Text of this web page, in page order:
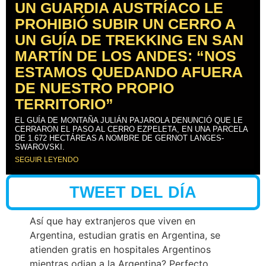
UN GUARDIA AUSTRÍACO LE
PROHIBIÓ SUBIR UN CERRO A
UN GUÍA DE TREKKING EN SAN
MARTÍN DE LOS ANDES: “NOS
ESTAMOS QUEDANDO AFUERA
DE NUESTRO PROPIO
TERRITORIO”
EL GUÍA DE MONTAÑA JULIÁN PAJAROLA DENUNCIÓ QUE LE
CERRARON EL PASO AL CERRO EZPELETA, EN UNA PARCELA
DE 1.672 HECTÁREAS A NOMBRE DE GERNOT LANGES-
SWAROVSKI.
SEGUIR LEYENDO
TWEET DEL DÍA
Así que hay extranjeros que viven en
Argentina, estudian gratis en Argentina, se
atienden gratis en hospitales Argentinos
mientras odian a la Argentina? Perfecto.